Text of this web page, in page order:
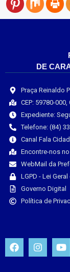
DE
Praça Reinaldo
CEP: 59780-
Expediente:
Telefone: (84)
Canal Fala
Encontre-nos
WebMail da
LGPD - Lei
Governo Digital
Política de